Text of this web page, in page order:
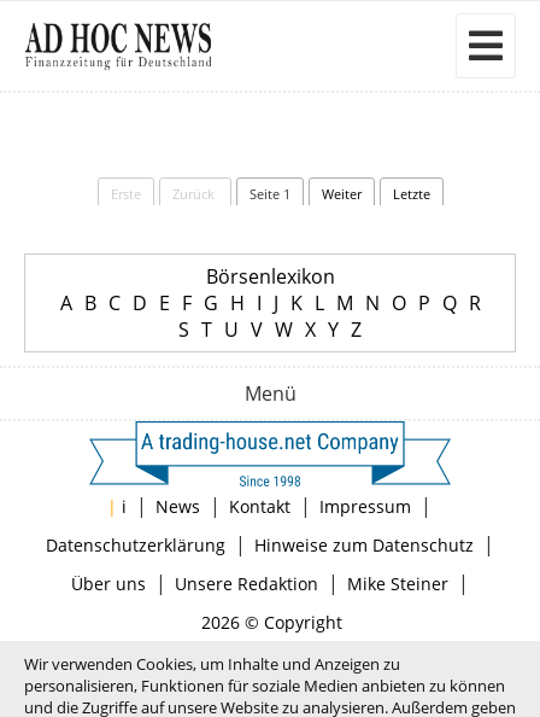
Erste Zurück Seite 1 Weiter Letzte
Börsenlexikon
A B C D E F G H I J K L M N O P Q R
S T U V W X Y Z
Menü
| i | News | Kontakt | Impressum |
Datenschutzerklärung| Hinweise zum Datenschutz |
Über uns | Unsere Redaktion | Mike Steiner|
2026 © Copyright
Wir verwenden Cookies, um Inhalte und Anzeigen zu
personalisieren, Funktionen für soziale Medien anbieten zu können
und die Zugriffe auf unsere Website zu analysieren. Außerdem geben